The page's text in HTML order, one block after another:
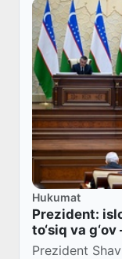
Hukumat
Prezident:
to‘siq va
Prezident